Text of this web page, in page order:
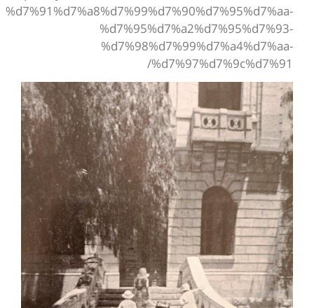
%d7%91%d7%a8%d7%99%d7%90%d7%95%d7%aa-
%d7%95%d7%a2%d7%95%d7%93-
%d7%98%d7%99%d7%a4%d7%aa-
%d7%97%d7%9c%d7%91/